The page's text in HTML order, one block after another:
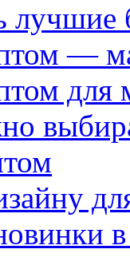
—
для